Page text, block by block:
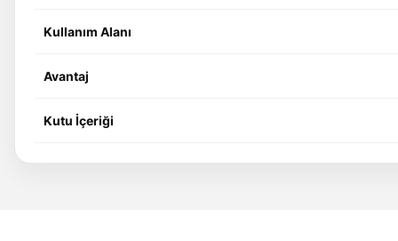
Kullanım Alanı
Avantaj
Kutu İçeriği